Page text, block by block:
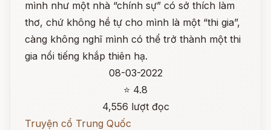
mình như một nhà “chính sự” có sở thích làm
thơ, chứ không hề tự cho mình là một “thi gia”,
càng không nghĩ mình có thể trở thành một thi
gia nổi tiếng khắp thiên hạ.
08-03-2022
⭐ 4.8
4,556 lượt đọc
Truyện cổ Trung Quốc